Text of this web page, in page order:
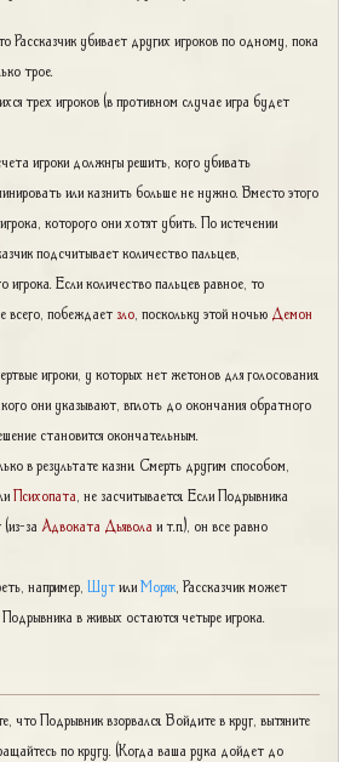
Рассказчик убивает других игроков по одному, пока
трое.
трех игроков (в противном случае игра будет
игроки должнгы решить, кого убивать
или казнить больше не нужно. Вместо этого
которого они хотят убить. По истечении
подсчитывает количество пальцев,
Если количество пальцев равное, то
всего, побеждает зло , поскольку этой ночью Демон
игроки, у которых нет жетонов для голосования.
они указывают, вплоть до окончания обратного
становится окончательным.
в результате казни. Смерть другим способом,
Психопата , не засчитывается. Если Подрывника
за Адвоката Дьявола и т.п.), он все равно
например, ШутилиМоряк , Рассказчик может
в живых остаются четыре игрока.
что Подрывник взорвался. Войдите в круг, вытяните
по кругу. (Когда ваша рука дойдет до